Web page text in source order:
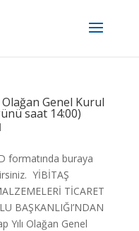
Olağan Genel Kurul
saat 14:00)
formatında buraya
YİBİTAŞ
TİCARET
BAŞKANLIĞI’NDAN
Yılı Olağan Genel